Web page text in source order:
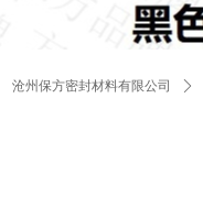
沧州保方密封材料有限公司 ꄲ